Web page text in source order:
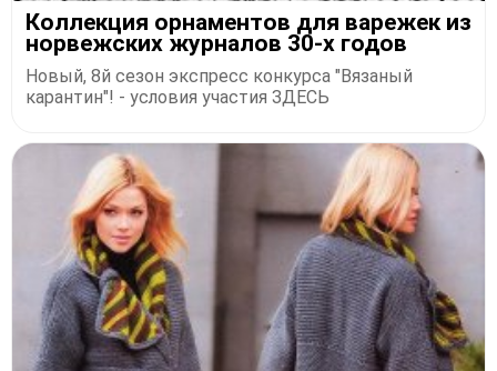
Коллекция орнаментов для варежек из
норвежских журналов 30-х годов
Новый, 8й сезон экспресс конкурса "Вязаный
карантин"! - условия участия ЗДЕСЬ